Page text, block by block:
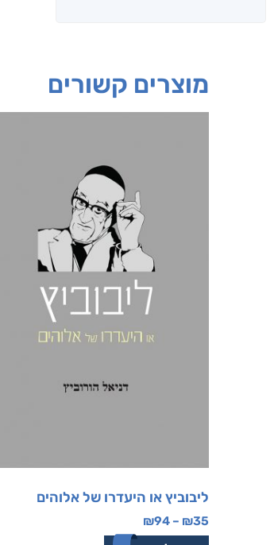
מוצרים קשורים
ליבוביץ או היעדרו של אלוהים
₪35
–
₪94